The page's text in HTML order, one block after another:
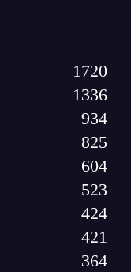
1720
1336
934
825
604
523
424
421
364